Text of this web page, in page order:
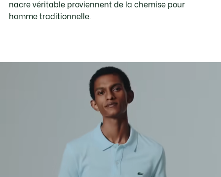
nacre véritable proviennent de la chemise pour
homme traditionnelle.